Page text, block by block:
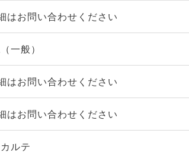
はお問い合わせください
一般）
はお問い合わせください
はお問い合わせください
ルテ